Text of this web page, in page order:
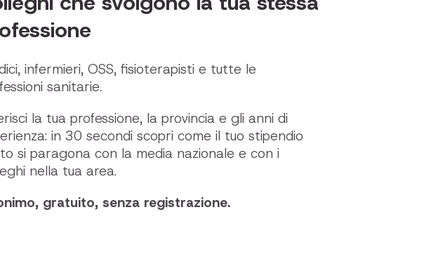
infermieri, OSS, fisioterapisti e tutte le
sanitarie.
la tua professione, la provincia e gli anni di
in 30 secondi scopri come il tuo stipendio
si paragona con la media nazionale e con i
nella tua area.
gratuito, senza registrazione.